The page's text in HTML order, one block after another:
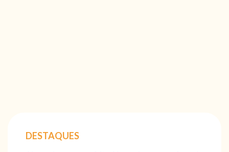
DESTAQUES